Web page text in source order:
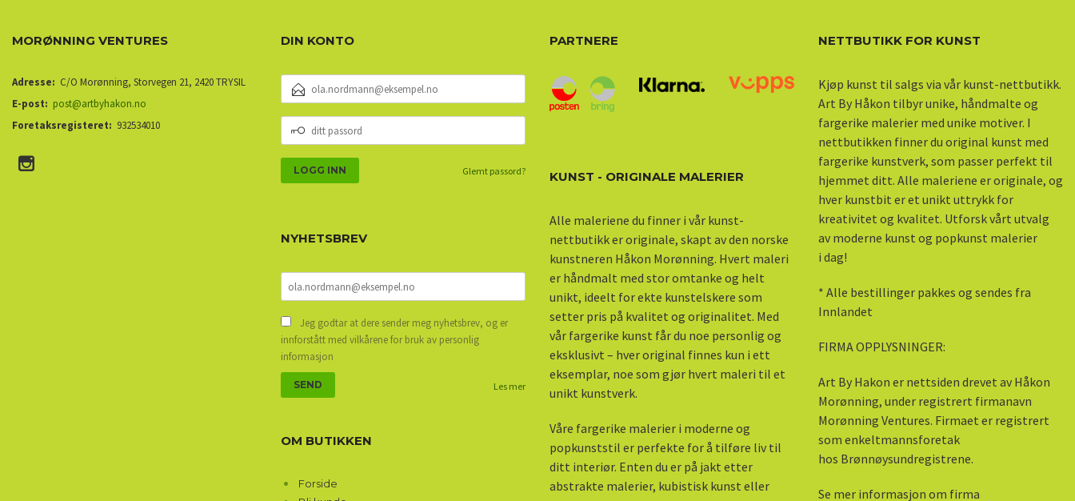
MORØNNING VENTURES
Adresse: C/O Morønning, Storvegen 21, 2420 TRYSIL
E-post: post@artbyhakon.no
Foretaksregisteret: 932534010
DIN KONTO
POSTADRESSE
PASSORD
Glemt passord?
NYHETSBREV
Jeg godtar at dere sender meg nyhetsbrev, og er
innforstått med vilkårene for bruk av personlig
informasjon
Les mer
OM BUTIKKEN
Forside
PARTNERE
KUNST - ORIGINALE MALERIER
Alle maleriene du finner i vår kunst-
nettbutikk er originale, skapt av den norske
kunstneren Håkon Morønning. Hvert maleri
er håndmalt med stor omtanke og helt
unikt, ideelt for ekte kunstelskere som
setter pris på kvalitet og originalitet. Med
vår fargerike kunst får du noe personlig og
eksklusivt – hver original finnes kun i ett
eksemplar, noe som gjør hvert maleri til et
unikt kunstverk.
Våre fargerike malerier i moderne og
popkunststil er perfekte for å tilføre liv til
ditt interiør. Enten du er på jakt etter
abstrakte malerier, kubistisk kunst eller
NETTBUTIKK FOR KUNST
Kjøp kunst til salgs via vår kunst-nettbutikk.
Art By Håkon tilbyr unike, håndmalte og
fargerike malerier med unike motiver. I
nettbutikken finner du original kunst med
fargerike kunstverk, som passer perfekt til
hjemmet ditt. Alle maleriene er originale, og
hver kunstbit er et unikt uttrykk for
kreativitet og kvalitet. Utforsk vårt utvalg
av moderne kunst og popkunst malerier
i dag!
* Alle bestillinger pakkes og sendes fra
Innlandet
FIRMA OPPLYSNINGER:
Art By Hakon er nettsiden drevet av Håkon
Morønning, under registrert firmanavn
Morønning Ventures. Firmaet er registrert
som enkeltmannsforetak
hos Brønnøysundregistrene.
Se mer informasjon om firma